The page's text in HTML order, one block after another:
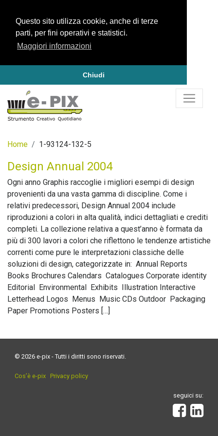
Questo sito utilizza cookie, anche di terze
parti, per fini operativi e statistici.
Maggiori informazioni
Chiudi
Home 1-93124-132-5
Design Annual 2004
Ogni anno Graphis raccoglie i migliori esempi di design
provenienti da una vasta gamma di discipline. Come i
relativi predecessori, Design Annual 2004 include
riproduzioni a colori in alta qualità, indici dettagliati e crediti
completi. La collezione relativa a quest’anno è formata da
più di 300 lavori a colori che riflettono le tendenze artistiche
correnti come pure le interpretazioni classiche delle
soluzioni di design, categorizzate in:  Annual Reports 
Books Brochures Calendars  Catalogues Corporate identity 
Editorial  Environmental  Exhibits  Illustration Interactive
Letterhead Logos  Menus  Music CDs Outdoor  Packaging 
Paper Promotions Posters […]
© 2026 e-pix - Tutti i diritti sono riservati.
Cos’è e-pix Privacy policy
seguici su: